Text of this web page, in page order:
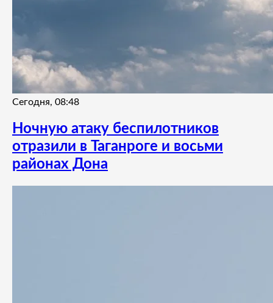
Сегодня, 08:48
Ночную атаку беспилотников
отразили в Таганроге и восьми
районах Дона